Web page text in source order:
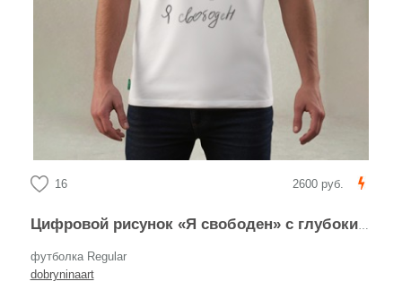
16 2600 руб.
Цифровой рисунок «Я свободен» с глубоким смыслом
футболка Regular
dobryninaart